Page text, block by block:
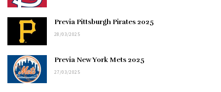
Previa Pittsburgh Pirates 2025
28/03/2025
Previa New York Mets 2025
27/03/2025